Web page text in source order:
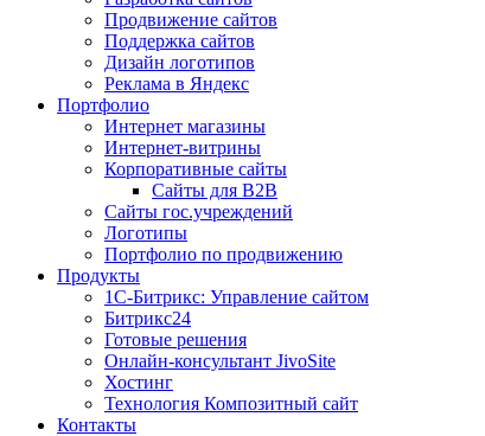
Продвижение сайтов
Поддержка сайтов
Дизайн логотипов
Реклама в Яндекс
Портфолио
Интернет магазины
Интернет-витрины
Корпоративные сайты
Сайты для B2B
Сайты гос.учреждений
Логотипы
Портфолио по продвижению
Продукты
1С-Битрикс: Управление сайтом
Битрикс24
Готовые решения
Онлайн-консультант JivoSite
Хостинг
Технология Композитный сайт
Контакты